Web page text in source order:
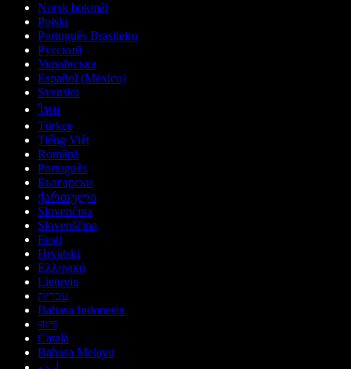
Norsk bokmål
Polski
Português Brasileiro
Русский
Українська
Español (México)
Svenska
ไทย
Türkçe
Tiếng Việt
Română
Português
Български
ქართული
Slovenčina
Slovenščina
Eesti
Hrvatski
Ελληνικά
Lietuvių
עברית
Bahasa Indonesia
বাংলা
Català
Bahasa Melayu